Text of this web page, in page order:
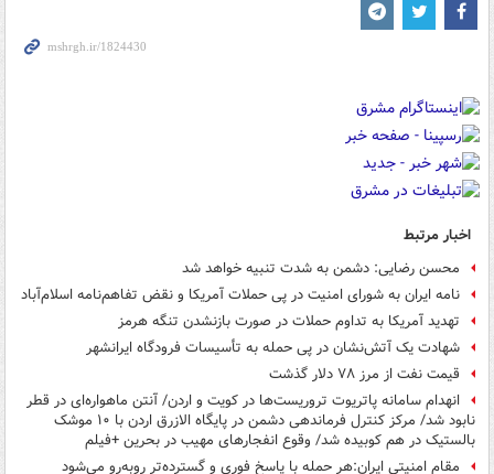
اخبار مرتبط
محسن رضایی: دشمن به شدت تنبیه خواهد شد
نامه ایران به شورای امنیت در پی حملات آمریکا و نقض تفاهم‌نامه اسلام‌آباد
تهدید آمریکا به تداوم حملات در صورت بازنشدن تنگه هرمز
شهادت یک آتش‌نشان در پی حمله به تأسیسات فرودگاه ایرانشهر
قیمت نفت از مرز ۷۸ دلار گذشت
انهدام سامانه پاتریوت تروریست‌ها در کویت و اردن/ آنتن ماهواره‌ای در قطر
نابود شد/ مرکز کنترل فرماندهی دشمن در پایگاه الازرق اردن با ۱۰ موشک
بالستیک در هم کوبیده شد/ وقوع انفجارهای مهیب در بحرین +فیلم
مقام امنیتی ایران:هر حمله با پاسخ فوری و گسترده‌تر روبه‌رو می‌شود